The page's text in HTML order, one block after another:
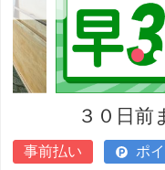
３０日前
事前払い
ポ